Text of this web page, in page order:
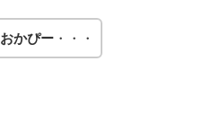
おかぴー・・・